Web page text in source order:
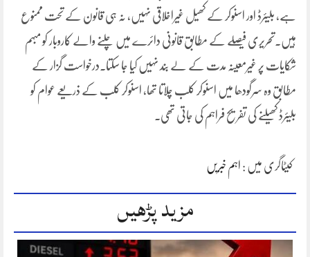
ہے، بلیئرڈ اور اسنوکر کے کھیل غیراخلاقی نہیں، نہ ہی قانون کے تحت ممنوع
ہیں۔تحریری فیصلے کے مطابق قانونی دائرے میں چلنے والے کاروبار کو مبہم
شکایات پر غیرمعینہ مدت کے لے بند نہیں کیا جا سکتا۔درخواست گزار کے
مطابق وہ سرگودھا میں اسنوکر کلب چلاتا تھا، اسنوکر کلب کے ذریعے عوام کو
بلیئرڈ کھیلنے کی تفریح فراہم کی جاتی تھی۔
کیٹاگری میں : اہم خبریں
مزید پڑھیں